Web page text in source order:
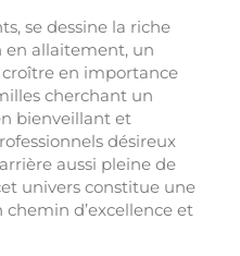
se dessine la riche
en allaitement, un
en importance
cherchant un
bienveillant et
désireux
aussi pleine de
univers constitue une
d’excellence et